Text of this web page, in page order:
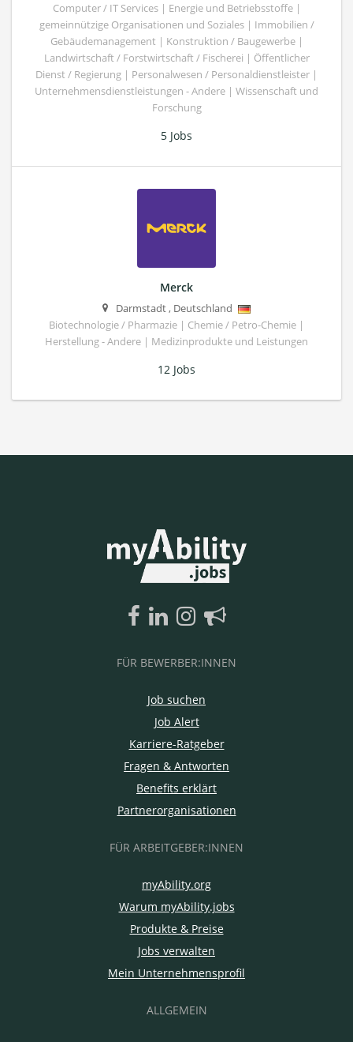
Computer / IT Services | Energie und Betriebsstoffe |
gemeinnützige Organisationen und Soziales | Immobilien /
Gebäudemanagement | Konstruktion / Baugewerbe |
Landwirtschaft / Forstwirtschaft / Fischerei | Öffentlicher
Dienst / Regierung | Personalwesen / Personaldienstleister |
Unternehmensdienstleistungen - Andere | Wissenschaft und
Forschung
5 Jobs
Merck
Darmstadt, Deutschland
Biotechnologie / Pharmazie | Chemie / Petro-Chemie |
Herstellung - Andere | Medizinprodukte und Leistungen
12 Jobs
FÜR BEWERBER:INNEN
Job suchen
Job Alert
Karriere-Ratgeber
Fragen & Antworten
Benefits erklärt
Partnerorganisationen
FÜR ARBEITGEBER:INNEN
myAbility.org
Warum myAbility.jobs
Produkte & Preise
Jobs verwalten
Mein Unternehmensprofil
ALLGEMEIN